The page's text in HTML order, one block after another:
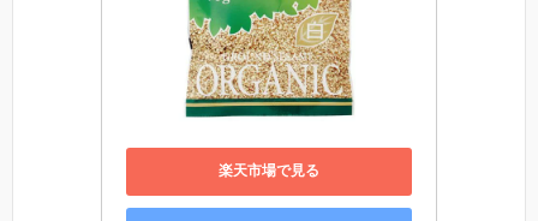
楽天市場で見る